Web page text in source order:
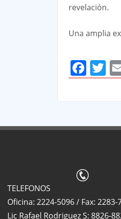
revelación.
Una amplia
TELEFONOS
Oficina: 2224-5096 / Fax: 2283-
Lic Rafael Rodriguez S: 8826-